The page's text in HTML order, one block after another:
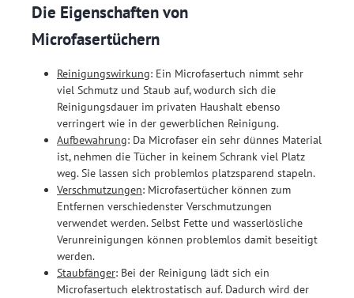
Die Eigenschaften von
Microfasertüchern
Reinigungswirkung: Ein Microfasertuch nimmt sehr
viel Schmutz und Staub auf, wodurch sich die
Reinigungsdauer im privaten Haushalt ebenso
verringert wie in der gewerblichen Reinigung.
Aufbewahrung: Da Microfaser ein sehr dünnes Material
ist, nehmen die Tücher in keinem Schrank viel Platz
weg. Sie lassen sich problemlos platzsparend stapeln.
Verschmutzungen: Microfasertücher können zum
Entfernen verschiedenster Verschmutzungen
verwendet werden. Selbst Fette und wasserlösliche
Verunreinigungen können problemlos damit beseitigt
werden.
Staubfänger: Bei der Reinigung lädt sich ein
Microfasertuch elektrostatisch auf. Dadurch wird der